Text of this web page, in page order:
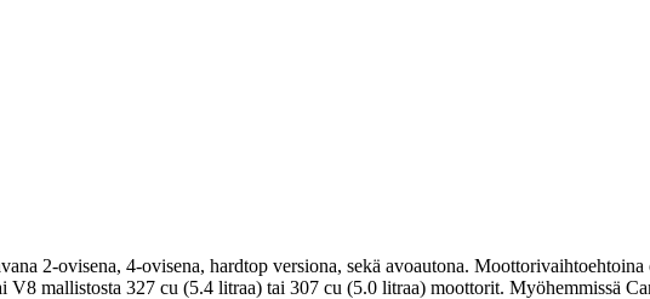
2-ovisena, 4-ovisena, hardtop versiona, sekä avoautona.
mallistosta 327 cu (5.4 litraa) tai 307 cu (5.0 litraa) moottorit. Myöhemmissä